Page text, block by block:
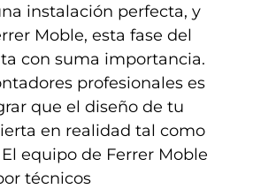
instalación perfecta, y
Moble, esta fase del
con suma importancia.
profesionales es
que el diseño de tu
en realidad tal como
equipo de Ferrer Moble
técnicos